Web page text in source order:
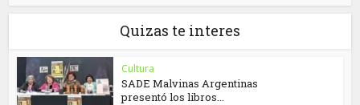
Quizas te interes
Cultura
SADE Malvinas Argentinas
presentó los libros...